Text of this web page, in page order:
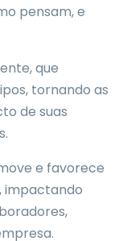
pensam, e
que
tornando as
de suas
e favorece
impactando